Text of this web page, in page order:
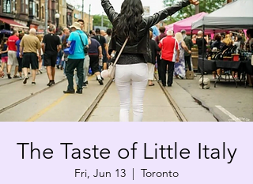
The Taste of Little Italy
Fri, Jun 13
  |
Toronto